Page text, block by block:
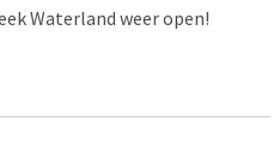
Waterland weer open!